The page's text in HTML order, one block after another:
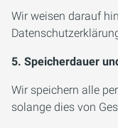
Wir weisen darauf
5. Speicherdauer
Wir speichern alle
solange dies von